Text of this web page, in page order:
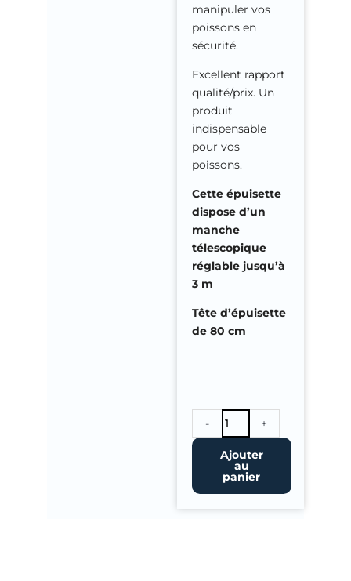
manipuler vos
poissons en
sécurité.
Excellent rapport
qualité/prix. Un
produit
indispensable
pour vos
poissons.
Cette épuisette
dispose d’un
manche
télescopique
réglable jusqu’à
3 m
Tête d’épuisette
de 80 cm
-
quantité
de
Epuisette
Télescopique
pour
+
Ajouter
au
panier